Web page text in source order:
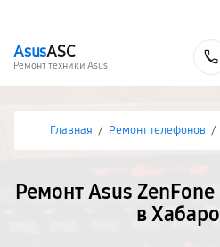
AsusASC
Ремонт техники Asus
Главная / Ремонт телефонов /
Ремонт Asus ZenFone
в